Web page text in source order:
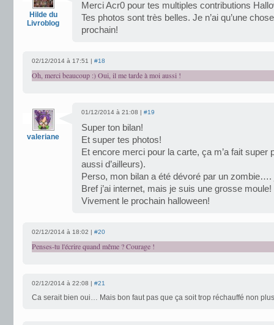
Hilde du
Livroblog
Merci Acr0 pour tes multiples contributions
Tes photos sont très belles. Je n’ai qu’une
prochain!
02/12/2014 à 17:51 | #18
Oh, merci beaucoup :) Oui, il me tarde à moi aussi !
valeriane
01/12/2014 à 21:08 | #19
Super ton bilan!
Et super tes photos!
Et encore merci pour la carte, ça m’a fait super
aussi d’ailleurs).
Perso, mon bilan a été dévoré par un
Bref j’ai internet, mais je suis une grosse moule!
Vivement le prochain halloween!
02/12/2014 à 18:02 | #20
Penses-tu l'écrire quand même ? Courage !
02/12/2014 à 22:08 | #21
Ca serait bien oui… Mais bon faut pas que ça soit trop réchauffé non